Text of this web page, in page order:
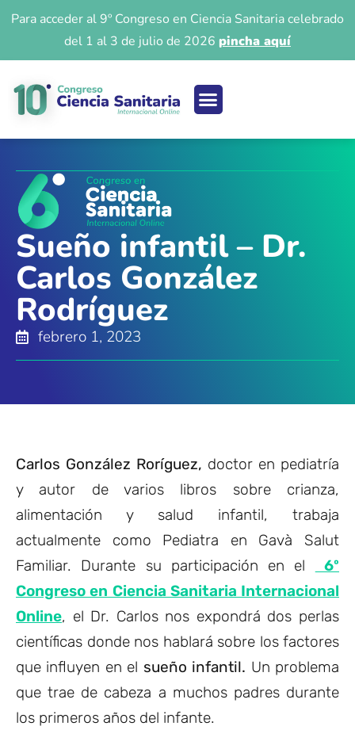
Para acceder al 9º Congreso en Ciencia Sanitaria celebrado
del 1 al 3 de julio de 2026 pincha aquí
Sueño infantil – Dr.
Carlos González
Rodríguez
febrero 1, 2023
Carlos González Roríguez, doctor en pediatría
y autor de varios libros sobre crianza,
alimentación y salud infantil, trabaja
actualmente como Pediatra en Gavà Salut
Familiar. Durante su participación en el
6º
Congreso en Ciencia Sanitaria Internacional
Online, el Dr. Carlos nos expondrá dos perlas
científicas donde nos hablará sobre los factores
que influyen en el sueño infantil. Un problema
que trae de cabeza a muchos padres durante
los primeros años del infante.